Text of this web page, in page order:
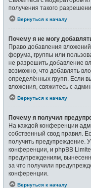
получения такого
Вернуться к началу
Почему я не могу
Право добавления
форума, группы или
не разрешить добавление
возможно, что добавлять
определённых групп. Если
вложения, свяжитесь с
Вернуться к началу
Почему я получил
На каждой конференции
собственный свод правил.
получить предупреждение.
конференции, и phpBB
предупреждениям,
за что получили
конференции.
Вернуться к началу